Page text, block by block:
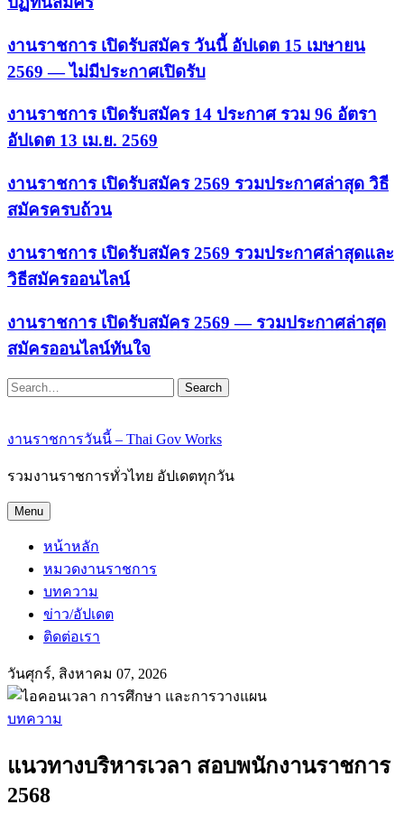
งานราชการ เปิดรับสมัคร วันนี้ อัปเดต 15 เมษายน
2569 — ไม่มีประกาศเปิดรับ
งานราชการ เปิดรับสมัคร 14 ประกาศ รวม 96 อัตรา
อัปเดต 13 เม.ย. 2569
งานราชการ เปิดรับสมัคร 2569 รวมประกาศล่าสุด วิธี
สมัครครบถ้วน
งานราชการ เปิดรับสมัคร 2569 รวมประกาศล่าสุดและ
วิธีสมัครออนไลน์
งานราชการ เปิดรับสมัคร 2569 — รวมประกาศล่าสุด
สมัครออนไลน์ทันใจ
Search
งานราชการวันนี้ – Thai Gov Works
รวมงานราชการทั่วไทย อัปเดตทุกวัน
Menu
หน้าหลัก
หมวดงานราชการ
บทความ
ข่าว/อัปเดต
ติดต่อเรา
วันศุกร์, สิงหาคม 07, 2026
บทความ
แนวทางบริหารเวลา สอบพนักงานราชการ
2568